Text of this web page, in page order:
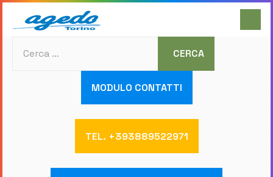
CERCA
MODULO CONTATTI
TEL. +393889522971